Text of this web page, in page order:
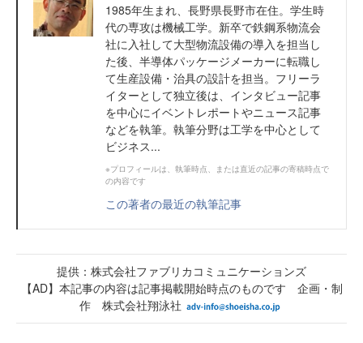
1985年生まれ、長野県長野市在住。学生時
代の専攻は機械工学。新卒で鉄鋼系物流会
社に入社して大型物流設備の導入を担当し
た後、半導体パッケージメーカーに転職し
て生産設備・治具の設計を担当。フリーラ
イターとして独立後は、インタビュー記事
を中心にイベントレポートやニュース記事
などを執筆。執筆分野は工学を中心として
ビジネス...
※プロフィールは、執筆時点、または直近の記事の寄稿時点で
の内容です
この著者の最近の執筆記事
提供：株式会社ファブリカコミュニケーションズ
【AD】本記事の内容は記事掲載開始時点のものです 企画・制
作 株式会社翔泳社